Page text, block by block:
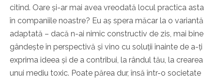
citind. Oare și-ar mai avea vreodată locul practica asta
în companiile noastre? Eu aș spera măcar la o variantă
adaptată – dacă n-ai nimic constructiv de zis, mai bine
gândește în perspectivă și vino cu soluții înainte de a-ți
exprima ideea și de a contribui, la rândul tău, la crearea
unui mediu toxic. Poate părea dur, însă într-o societate